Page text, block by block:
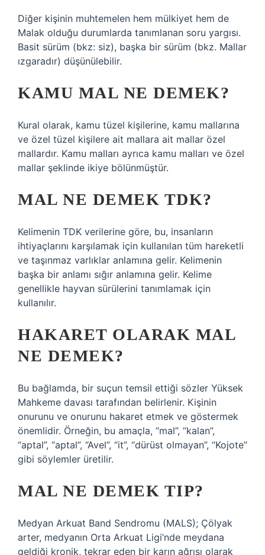
Diğer kişinin muhtemelen hem mülkiyet hem de
Malak olduğu durumlarda tanımlanan soru yargısı.
Basit sürüm (bkz: siz), başka bir sürüm (bkz. Mallar
ızgaradır) düşünülebilir.
KAMU MAL NE DEMEK?
Kural olarak, kamu tüzel kişilerine, kamu mallarına
ve özel tüzel kişilere ait mallara ait mallar özel
mallardır. Kamu malları ayrıca kamu malları ve özel
mallar şeklinde ikiye bölünmüştür.
MAL NE DEMEK TDK?
Kelimenin TDK verilerine göre, bu, insanların
ihtiyaçlarını karşılamak için kullanılan tüm hareketli
ve taşınmaz varlıklar anlamına gelir. Kelimenin
başka bir anlamı sığır anlamına gelir. Kelime
genellikle hayvan sürülerini tanımlamak için
kullanılır.
HAKARET OLARAK MAL
NE DEMEK?
Bu bağlamda, bir suçun temsil ettiği sözler Yüksek
Mahkeme davası tarafından belirlenir. Kişinin
onurunu ve onurunu hakaret etmek ve göstermek
önemlidir. Örneğin, bu amaçla, “mal”, “kalan”,
“aptal”, “aptal”, “Avel”, “it”, “dürüst olmayan”, “Kojote”
gibi söylemler üretilir.
MAL NE DEMEK TIP?
Medyan Arkuat Band Sendromu (MALS); Çölyak
arter, medyanın Orta Arkuat Ligi’nde meydana
geldiği kronik, tekrar eden bir karın ağrısı olarak